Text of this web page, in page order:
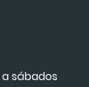
sábados